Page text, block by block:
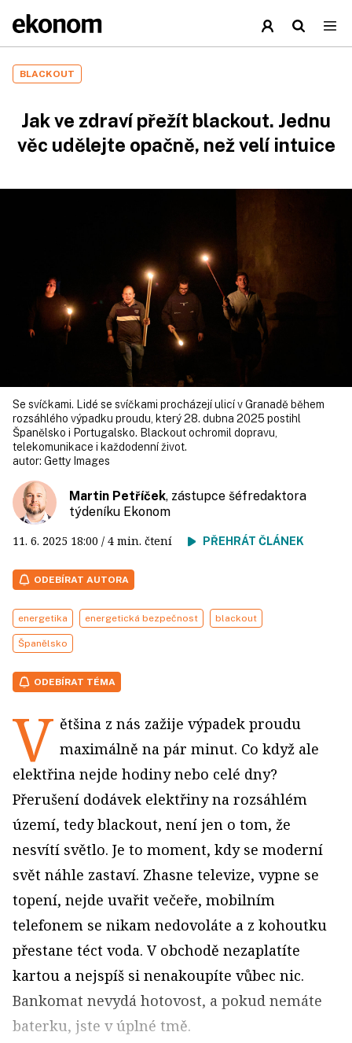
BLACKOUT
Jak ve zdraví přežít blackout. Jednu
věc udělejte opačně, než velí intuice
Se svíčkami. Lidé se svíčkami procházejí ulicí v Granadě během
rozsáhlého výpadku proudu, který 28. dubna 2025 postihl
Španělsko i Portugalsko. Blackout ochromil dopravu,
telekomunikace i každodenní život.
autor: Getty Images
Martin Petříček, zástupce šéfredaktora
týdeníku Ekonom
11. 6. 2025 18:00 / 4 min. čtení PŘEHRÁT ČLÁNEK
ODEBÍRAT AUTORA
energetika energetická bezpečnost blackout
Španělsko
ODEBÍRAT TÉMA
V ětšina z nás zažije výpadek proudu
maximálně na pár minut. Co když ale
elektřina nejde hodiny nebo celé dny?
Přerušení dodávek elektřiny na rozsáhlém
území, tedy blackout, není jen o tom, že
nesvítí světlo. Je to moment, kdy se moderní
svět náhle zastaví. Zhasne televize, vypne se
topení, nejde uvařit večeře, mobilním
telefonem se nikam nedovoláte a z kohoutku
přestane téct voda. V obchodě nezaplatíte
kartou a nejspíš si nenakoupíte vůbec nic.
Bankomat nevydá hotovost, a pokud nemáte
baterku, jste v úplné tmě.